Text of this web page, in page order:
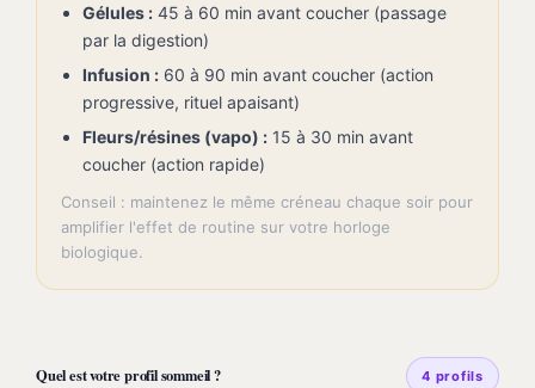
Gélules : 45 à 60 min avant coucher (passage
par la digestion)
Infusion : 60 à 90 min avant coucher (action
progressive, rituel apaisant)
Fleurs/résines (vapo) : 15 à 30 min avant
coucher (action rapide)
Conseil : maintenez le même créneau chaque soir pour
amplifier l'effet de routine sur votre horloge
biologique.
Quel est votre profil sommeil ? 4 profils